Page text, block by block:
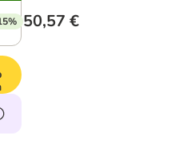
50,57 €